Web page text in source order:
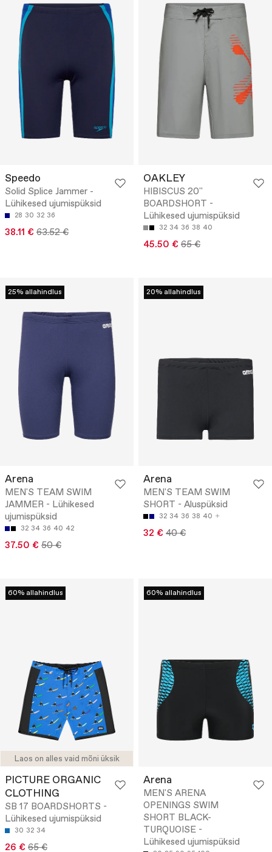
Speedo
Solid Splice Jammer -
Lühikesed ujumispüksid
28 30 32 36
38.11 € 63.52 €
OAKLEY
HIBISCUS 20''
BOARDSHORT -
Lühikesed ujumispüksid
32 34 36 38 40
45.50 € 65 €
25% allahindlus
Arena
MEN'S TEAM SWIM
JAMMER - Lühikesed
ujumispüksid
32 34 36 40 42
37.50 € 50 €
20% allahindlus
Arena
MEN'S TEAM SWIM
SHORT - Aluspüksid
32 34 36 38 40
32 € 40 €
Laos on alles vaid mõni üksik
60% allahindlus
PICTURE ORGANIC
CLOTHING
SB 17 BOARDSHORTS -
Lühikesed ujumispüksid
30 32 34
26 € 65 €
60% allahindlus
Arena
MEN'S ARENA
OPENINGS SWIM
SHORT BLACK-
TURQUOISE -
Lühikesed ujumispüksid